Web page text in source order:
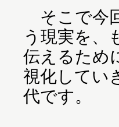
そこで今
う現実を、
伝えるため
視化してい
代です。